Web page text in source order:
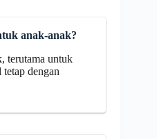
anak-anak?
terutama untuk
dengan